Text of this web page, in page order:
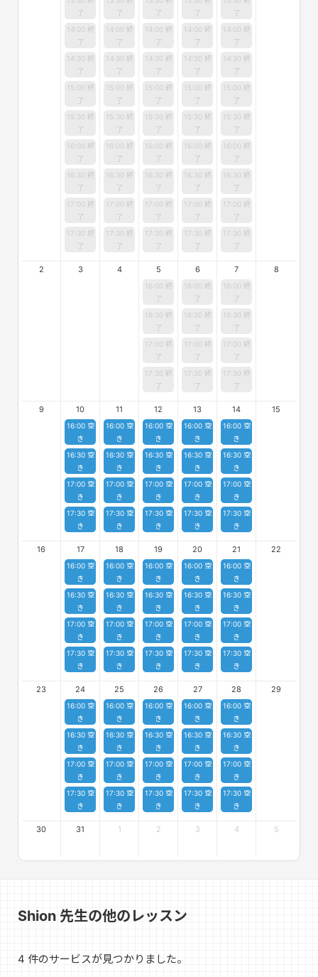
了
14:00 終
了
14:30 終
了
15:00 終
了
15:30 終
了
16:00 終
了
16:30 終
了
17:00 終
了
17:30 終
了
了
14:00 終
了
14:30 終
了
15:00 終
了
15:30 終
了
16:00 終
了
16:30 終
了
17:00 終
了
17:30 終
了
了
14:00 終
了
14:30 終
了
15:00 終
了
15:30 終
了
16:00 終
了
16:30 終
了
17:00 終
了
17:30 終
了
了
14:00 終
了
14:30 終
了
15:00 終
了
15:30 終
了
16:00 終
了
16:30 終
了
17:00 終
了
17:30 終
了
了
14:00 終
了
14:30 終
了
15:00 終
了
15:30 終
了
16:00 終
了
16:30 終
了
17:00 終
了
17:30 終
了
2 3 4 5
16:00 終
了
16:30 終
了
17:00 終
了
17:30 終
了
6
16:00 終
了
16:30 終
了
17:00 終
了
17:30 終
了
7
16:00 終
了
16:30 終
了
17:00 終
了
17:30 終
了
8
9 10
16:00 空
き
16:30 空
き
17:00 空
き
17:30 空
き
11
16:00 空
き
16:30 空
き
17:00 空
き
17:30 空
き
12
16:00 空
き
16:30 空
き
17:00 空
き
17:30 空
き
13
16:00 空
き
16:30 空
き
17:00 空
き
17:30 空
き
14
16:00 空
き
16:30 空
き
17:00 空
き
17:30 空
き
15
16 17
16:00 空
き
16:30 空
き
17:00 空
き
17:30 空
き
18
16:00 空
き
16:30 空
き
17:00 空
き
17:30 空
き
19
16:00 空
き
16:30 空
き
17:00 空
き
17:30 空
き
20
16:00 空
き
16:30 空
き
17:00 空
き
17:30 空
き
21
16:00 空
き
16:30 空
き
17:00 空
き
17:30 空
き
22
23 24
16:00 空
き
16:30 空
き
17:00 空
き
17:30 空
き
25
16:00 空
き
16:30 空
き
17:00 空
き
17:30 空
き
26
16:00 空
き
16:30 空
き
17:00 空
き
17:30 空
き
27
16:00 空
き
16:30 空
き
17:00 空
き
17:30 空
き
28
16:00 空
き
16:30 空
き
17:00 空
き
17:30 空
き
29
30 31 1 2 3 4 5
Shion 先生の他のレッスン
4 件のサービスが見つかりました。